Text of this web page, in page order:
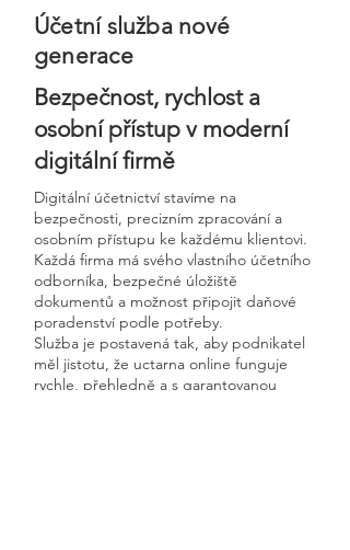
Účetní služba nové
generace
Bezpečnost, rychlost a
osobní přístup v moderní
digitální firmě
Digitální účetnictví stavíme na
bezpečnosti, precizním zpracování a
osobním přístupu ke každému klientovi.
Každá firma má svého vlastního účetního
odborníka, bezpečné úložiště
dokumentů a možnost připojit daňové
poradenství podle potřeby.
Služba je postavená tak, aby podnikatel
měl jistotu, že uctarna online funguje
rychle, přehledně a s garantovanou